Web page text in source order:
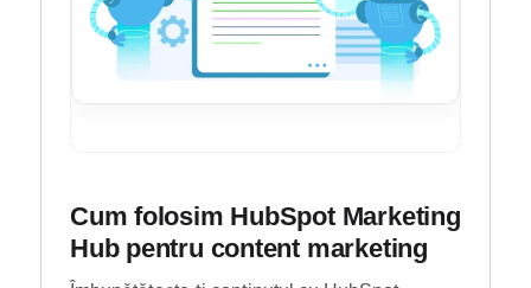
Cum folosim HubSpot Marketing
Hub pentru content marketing